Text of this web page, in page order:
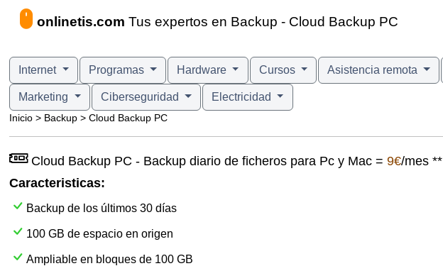
onlinetis.com Tus expertos en Backup - Cloud Backup PC
Internet Programas Hardware Cursos Asistencia remota
Marketing Ciberseguridad Electricidad
Inicio > Backup > Cloud Backup PC
Cloud Backup PC - Backup diario de ficheros para Pc y Mac =9€/mes **
Caracteristicas:
Backup de los últimos 30 días
100 GB de espacio en origen
Ampliable en bloques de 100 GB